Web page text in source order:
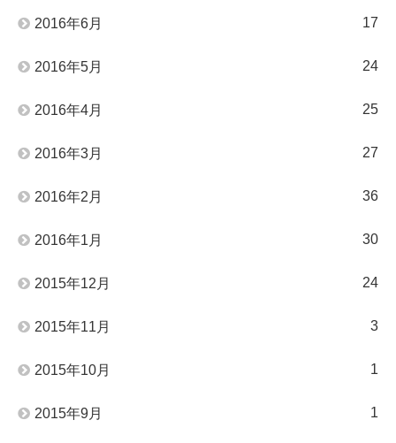
2016年6月 17
2016年5月 24
2016年4月 25
2016年3月 27
2016年2月 36
2016年1月 30
2015年12月 24
2015年11月 3
2015年10月 1
2015年9月 1